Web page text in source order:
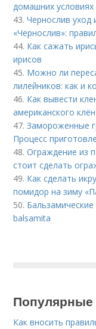
домашних условиях
43.Чернослив
«Чернослив»:
44. Как сажать
ирисов
45. Можно ли
лилейников: как и
46. Как вывести
американского
47.Замороженные
Процесс
48.Ограждение из
стоит сделать
49. Как сделать
помидор на зиму
50.
balsamita
Как вносить